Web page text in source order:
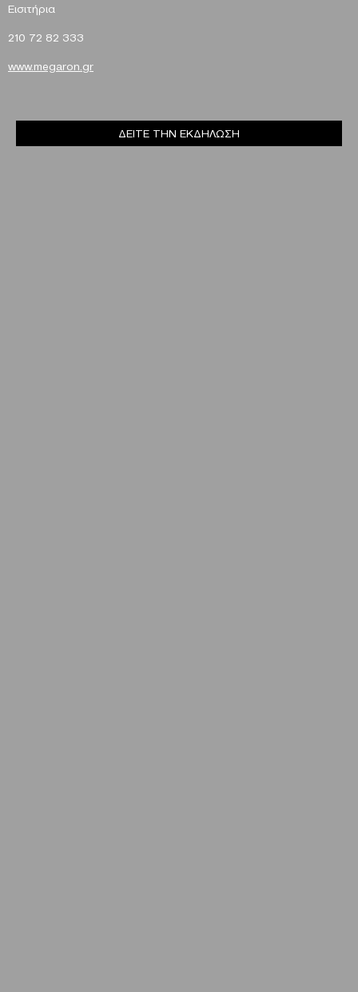
Eισιτήρια
210 72 82 333
www.megaron gr
ΔΕΙΤΕ ΤΗΝ ΕΚΔΗΛΩΣΗ